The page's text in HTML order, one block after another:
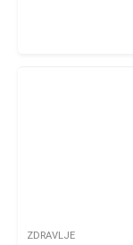
ZDRAVLJE